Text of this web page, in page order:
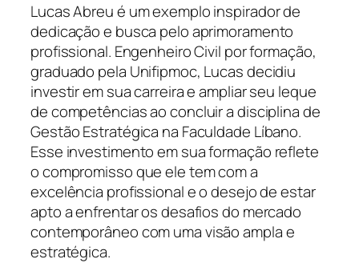
Lucas Abreu é um exemplo inspirador de
dedicação e busca pelo aprimoramento
profissional. Engenheiro Civil por formação,
graduado pela Unifipmoc, Lucas decidiu
investir em sua carreira e ampliar seu leque
de competências ao concluir a disciplina de
Gestão Estratégica na Faculdade Líbano.
Esse investimento em sua formação reflete
o compromisso que ele tem com a
excelência profissional e o desejo de estar
apto a enfrentar os desafios do mercado
contemporâneo com uma visão ampla e
estratégica.